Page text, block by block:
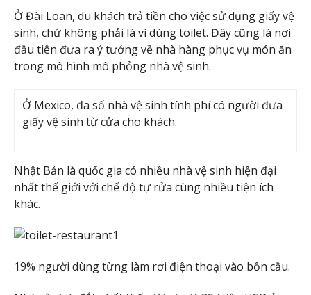
Ở Đài Loan, du khách trả tiền cho việc sử dụng giấy vệ
sinh, chứ không phải là vì dùng toilet. Đây cũng là nơi
đầu tiên đưa ra ý tưởng về nhà hàng phục vụ món ăn
trong mô hình mô phỏng nhà vệ sinh.
Ở Mexico, đa số nhà vệ sinh tính phí có người đưa
giấy vệ sinh từ cửa cho khách.
Nhật Bản là quốc gia có nhiều nhà vệ sinh hiện đại
nhất thế giới với chế độ tự rửa cùng nhiều tiện ích
khác.
19% người dùng từng làm rơi điện thoại vào bồn cầu.